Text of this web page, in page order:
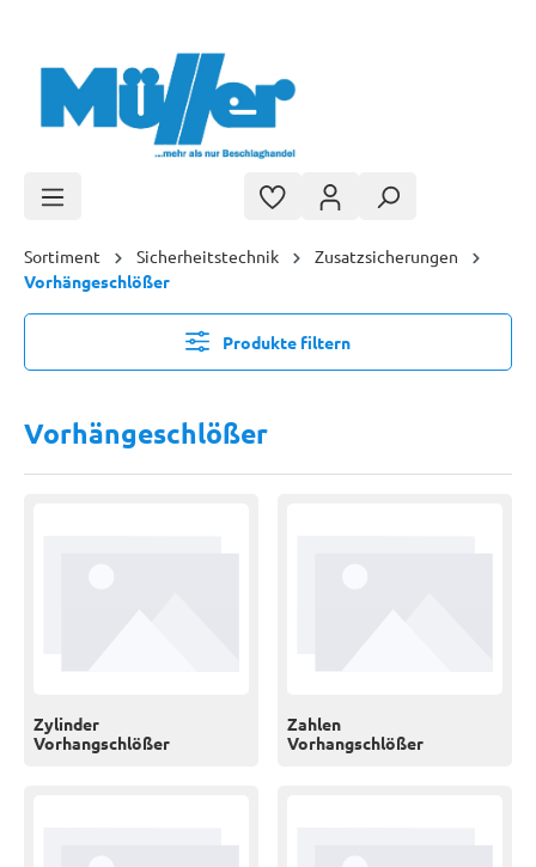
Sortiment Sicherheitstechnik
Zusatzsicherungen
Vorhängeschlößer
Produkte filtern
Vorhängeschlößer
Zylinder
Vorhangschlößer
Zahlen
Vorhangschlößer